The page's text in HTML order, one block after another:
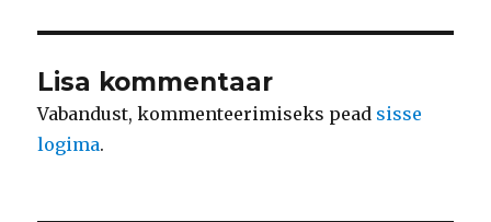
Lisa kommentaar
Vabandust, kommenteerimiseks pead sisse
logima.